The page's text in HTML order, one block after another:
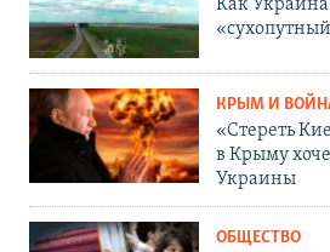
Как Украина
КРЫМ И
«Стереть
в Крыму
Украины
ОБЩЕСТВО